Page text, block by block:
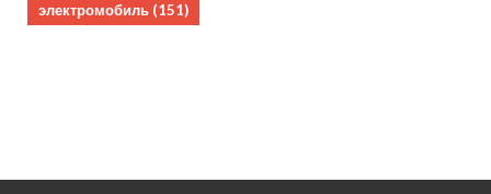
электромобиль (151)